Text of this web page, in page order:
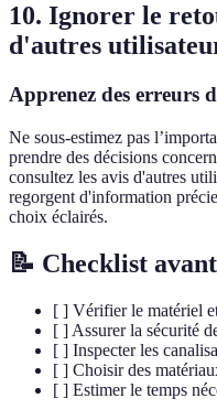
10. Ignorer le
d'autres
Apprenez des erreurs
Ne sous-estimez pas
prendre des décisions
consultez les avis d'autres
regorgent d'information
choix éclairés.
📝 Checklist
[ ] Vérifier le matériel
[ ] Assurer la sécurité
[ ] Inspecter les
[ ] Choisir des
[ ] Estimer le temps